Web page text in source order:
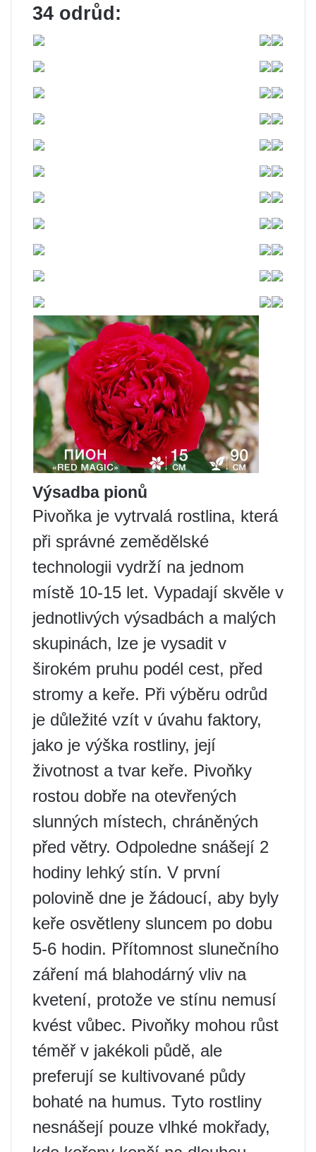
34 odrůd:
Výsadba pionů
Pivoňka je vytrvalá rostlina, která
při správné zemědělské
technologii vydrží na jednom
místě 10-15 let. Vypadají skvěle v
jednotlivých výsadbách a malých
skupinách, lze je vysadit v
širokém pruhu podél cest, před
stromy a keře. Při výběru odrůd
je důležité vzít v úvahu faktory,
jako je výška rostliny, její
životnost a tvar keře. Pivoňky
rostou dobře na otevřených
slunných místech, chráněných
před větry. Odpoledne snášejí 2
hodiny lehký stín. V první
polovině dne je žádoucí, aby byly
keře osvětleny sluncem po dobu
5-6 hodin. Přítomnost slunečního
záření má blahodárný vliv na
kvetení, protože ve stínu nemusí
kvést vůbec. Pivoňky mohou růst
téměř v jakékoli půdě, ale
preferují se kultivované půdy
bohaté na humus. Tyto rostliny
nesnášejí pouze vlhké mokřady,